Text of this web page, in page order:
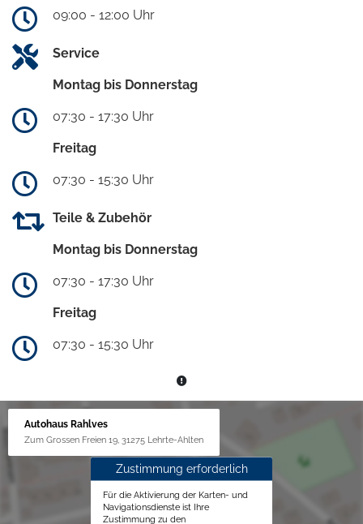
09:00 - 12:00 Uhr
Service
Montag bis Donnerstag
07:30 - 17:30 Uhr
Freitag
07:30 - 15:30 Uhr
Teile & Zubehör
Montag bis Donnerstag
07:30 - 17:30 Uhr
Freitag
07:30 - 15:30 Uhr
Autohaus Rahlves
Zum Grossen Freien 19, 31275 Lehrte-Ahlten
Zustimmung erforderlich
Für die Aktivierung der Karten- und
Navigationsdienste ist Ihre
Zustimmung zu den